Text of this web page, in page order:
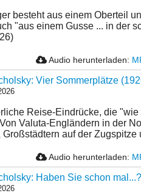
besteht aus einem Oberteil
"aus einem Gusse ... in der
Audio herunterladen:
Vier Sommerplätze
Reise-Eindrücke, die
Valuta-Engländern in der
Großstädtern auf der Zugspitze
Audio herunterladen:
Haben Sie schon